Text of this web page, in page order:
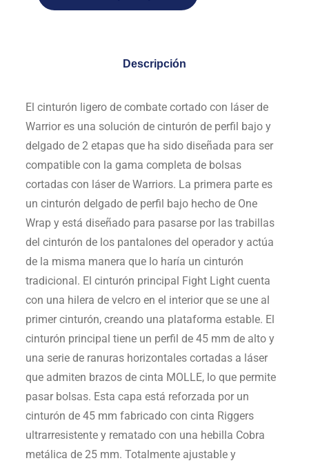
Descripción
El cinturón ligero de combate cortado con láser de
Warrior es una solución de cinturón de perfil bajo y
delgado de 2 etapas que ha sido diseñada para ser
compatible con la gama completa de bolsas
cortadas con láser de Warriors. La primera parte es
un cinturón delgado de perfil bajo hecho de One
Wrap y está diseñado para pasarse por las trabillas
del cinturón de los pantalones del operador y actúa
de la misma manera que lo haría un cinturón
tradicional. El cinturón principal Fight Light cuenta
con una hilera de velcro en el interior que se une al
primer cinturón, creando una plataforma estable. El
cinturón principal tiene un perfil de 45 mm de alto y
una serie de ranuras horizontales cortadas a láser
que admiten brazos de cinta MOLLE, lo que permite
pasar bolsas. Esta capa está reforzada por un
cinturón de 45 mm fabricado con cinta Riggers
ultrarresistente y rematado con una hebilla Cobra
metálica de 25 mm. Totalmente ajustable y